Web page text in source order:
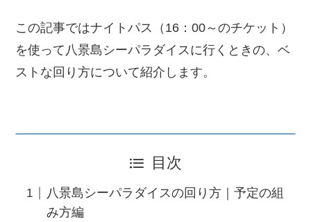
この記事ではナイトパス（16：00～のチケット）
を使って八景島シーパラダイスに行くときの、ベ
ストな回り方について紹介します。
目次
八景島シーパラダイスの回り方｜予定の組
み方編